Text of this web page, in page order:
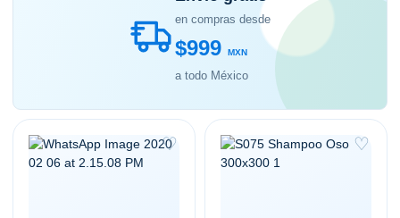
en compras desde
$999 MXN
a todo México
♡ ♡